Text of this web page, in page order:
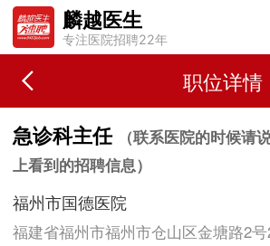
麟越医生
专注医院招聘22年
职位详情
急诊科主任
（联系医院的时候请
上看到的招聘信息）
福州市国德医院
福建省福州市福州市仓山区金塘路2